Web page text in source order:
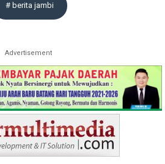
# berita jambi
Advertisement